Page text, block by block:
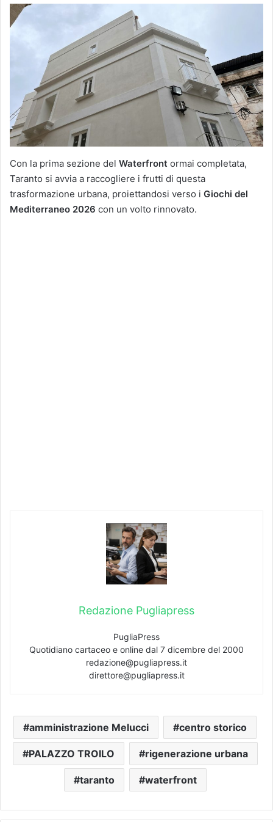
Con la prima sezione del Waterfront ormai completata,
Taranto si avvia a raccogliere i frutti di questa
trasformazione urbana, proiettandosi verso i Giochi del
Mediterraneo 2026 con un volto rinnovato.
Redazione Pugliapress
PugliaPress
Quotidiano cartaceo e online dal 7 dicembre del 2000
redazione@pugliapress.it
direttore@pugliapress.it
amministrazione Melucci centro storico
PALAZZO TROILO rigenerazione urbana
taranto waterfront